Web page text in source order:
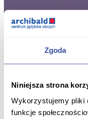
Zgoda
Niniejsza strona
Wykorzystujemy pliki
funkcje